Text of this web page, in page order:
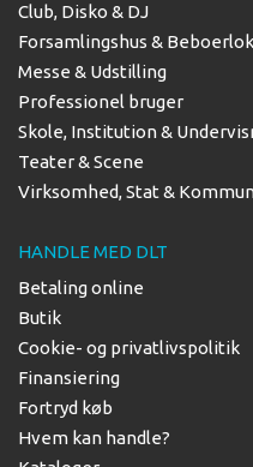
Club, Disko & DJ
Forsamlingshus &
Messe & Udstilling
Professionel bruger
Skole, Institution &
Teater & Scene
Virksomhed, Stat &
HANDLE MED DLT
Betaling online
Butik
Cookie- og privatlivspolitik
Finansiering
Fortryd køb
Hvem kan handle?